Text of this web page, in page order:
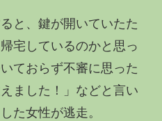
と、鍵が開いていたた
宅しているのかと思っ
ておらず不審に思った
ました！」などと言い
た女性が逃走。